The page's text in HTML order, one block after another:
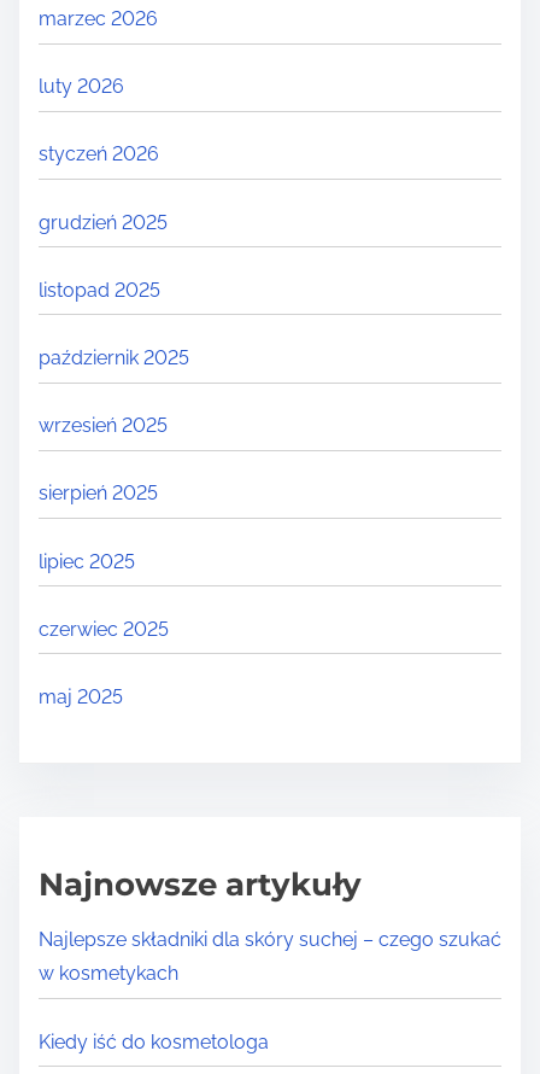
marzec 2026
luty 2026
styczeń 2026
grudzień 2025
listopad 2025
październik 2025
wrzesień 2025
sierpień 2025
lipiec 2025
czerwiec 2025
maj 2025
Najnowsze artykuły
Najlepsze składniki dla skóry suchej – czego szukać
w kosmetykach
Kiedy iść do kosmetologa